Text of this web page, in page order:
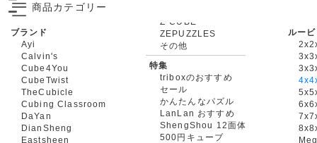
商品カテゴリー
ブランド
Ayi
Calvin's
Cube4You
CubeTwist
TheCubicle
Cubing Classroom
DaYan
DianSheng
Eastsheen
ZEPUZZLES
その他
特集
triboxのおすすめ
セール
かんたんなパズル
LanLan おすすめ
ShengShou 12面体
500円キューブ
ルー